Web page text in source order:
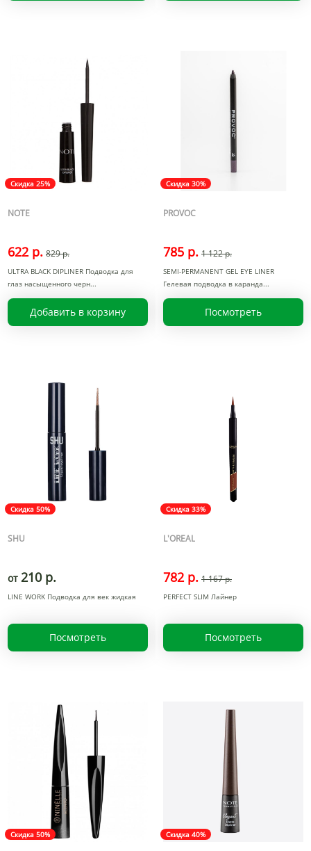
Скидка 25%
NOTE
622 р. 829 р.
ULTRA BLACK DIPLINER Подводка для
глаз насыщенного черн
Добавить в корзину
Скидка 30%
PROVOC
785 р. 1 122 р.
SEMI-PERMANENT GEL EYE LINER
Гелевая подводка в каранда
Посмотреть
Скидка 50%
SHU
от 210 р.
LINE WORK Подводка для век жидкая
Посмотреть
Скидка 33%
L'OREAL
782 р. 1 167 р.
PERFECT SLIM Лайнер
Посмотреть
Скидка 50% Скидка 40%